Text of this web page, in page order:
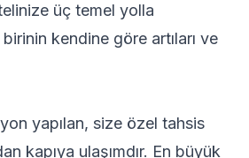
üç temel yolla
kendine göre artıları ve
yapılan, size özel tahsis
kapıya ulaşımdır. En büyük